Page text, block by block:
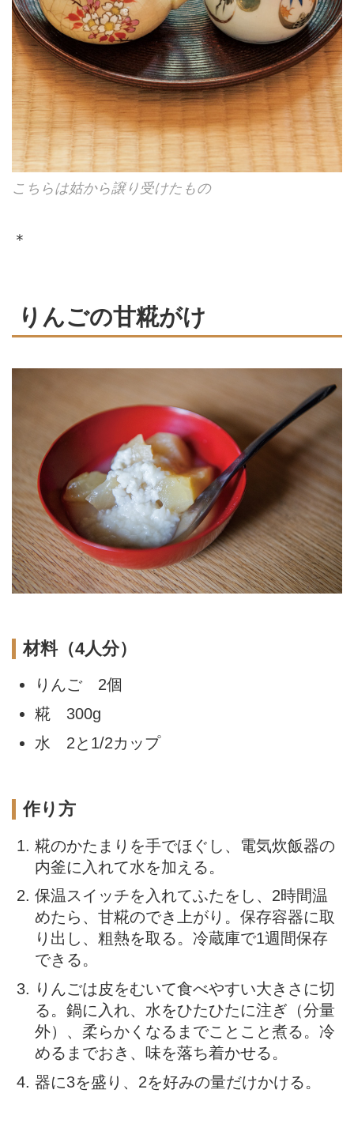
こちらは姑から譲り受けたもの
＊
りんごの甘糀がけ
材料（4人分）
りんご 2個
糀 300g
水 2と1/2カップ
作り方
糀のかたまりを手でほぐし、電気炊飯器の
内釜に入れて水を加える。
保温スイッチを入れてふたをし、2時間温
めたら、甘糀のでき上がり。保存容器に取
り出し、粗熱を取る。冷蔵庫で1週間保存
できる。
りんごは皮をむいて食べやすい大きさに切
る。鍋に入れ、水をひたひたに注ぎ（分量
外）、柔らかくなるまでことこと煮る。冷
めるまでおき、味を落ち着かせる。
器に3を盛り、2を好みの量だけかける。